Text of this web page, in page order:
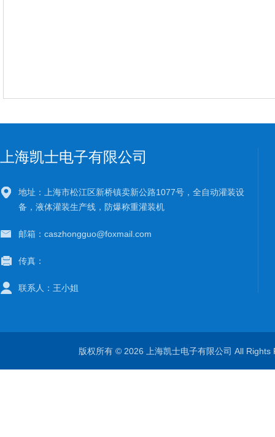
上海凯士电子有限公司
地址：上海市松江区新桥镇卖新公路1077号，全自动灌装设
备，液体灌装生产线，防爆称重灌装机
邮箱：caszhongguo@foxmail.com
传真：
联系人：王小姐
版权所有 © 2026 上海凯士电子有限公司 All